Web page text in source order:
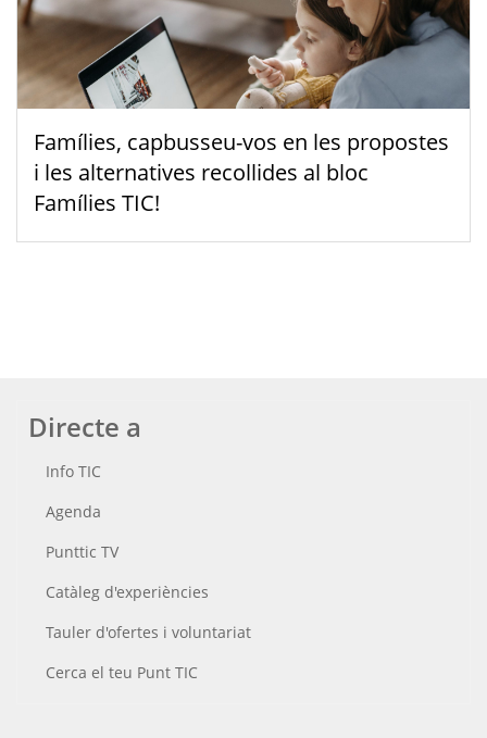
Famílies, capbusseu-vos en les propostes
i les alternatives recollides al bloc
Famílies TIC!
Directe a
Info TIC
Agenda
Punttic TV
Catàleg d'experiències
Tauler d'ofertes i voluntariat
Cerca el teu Punt TIC